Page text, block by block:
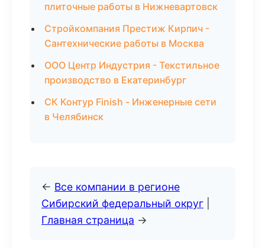
плиточные работы в Нижневартовск
Стройкомпания Престиж Кирпич -
Сантехнические работы в Москва
ООО Центр Индустрия - Текстильное
производство в Екатеринбург
СК Контур Finish - Инженерные сети
в Челябинск
← Все компании в регионе
Сибирский федеральный округ
Главная страница →